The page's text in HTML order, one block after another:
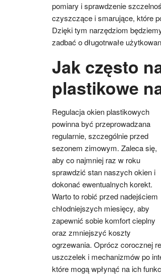
pomiary i sprawdzenie
czyszczące i smarujące, które
Dzięki tym narzędziom
zadbać o długotrwałe
Jak często
plastikowe
Regulacja okien plastikowych
powinna być przeprowadzana
regularnie, szczególnie przed
sezonem zimowym. Zaleca się,
aby co najmniej raz w roku
sprawdzić stan naszych okien i
dokonać ewentualnych korekt.
Warto to robić przed nadejściem
chłodniejszych miesięcy, aby
zapewnić sobie komfort cieplny
oraz zmniejszyć koszty
ogrzewania. Oprócz corocznej
uszczelek i mechanizmów po
które mogą wpłynąć na ich